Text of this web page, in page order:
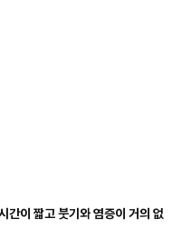
간이 짧고 붓기와 염증이 거의 없